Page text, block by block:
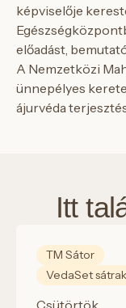
képviselője
előadást,
A Nemzetközi
ünnepélyes
ájurvéda
Itt
TM Sátor
VedaSet sátrak
Csütörtök